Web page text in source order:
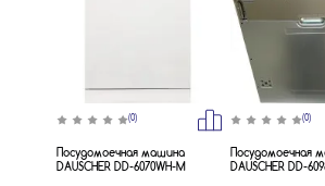
(0)
Посудомоечная машина
DAUSCHER DD-6070WH-M
(0)
Посудомоечная
DAUSCHER DD-